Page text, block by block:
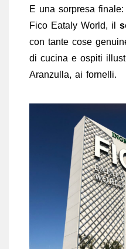
E una sorpresa
Fico Eataly World, il
con tante cose
di cucina e ospiti
Aranzulla, ai fornelli.